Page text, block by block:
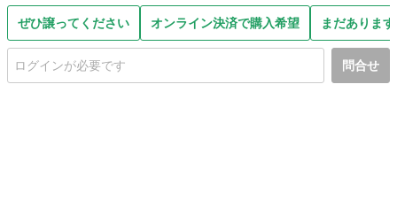
ぜひ譲ってください オンライン決済で購入希望 まだありま
問合せ